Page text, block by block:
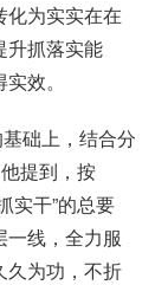
化为实实在在
升抓落实能
效。
础上，结合分
提到，按
实干”的总要
线，全力服
久为功，不折